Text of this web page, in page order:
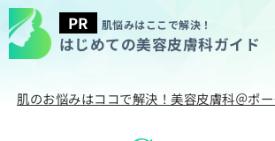
肌悩みはここで解決！
はじめての美容皮膚科ガイド
肌のお悩みはココで解決！美容皮膚科＠ポ